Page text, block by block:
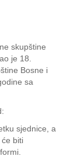
skupštine
je 18.
Bosne i
sa
sjednice, a
biti